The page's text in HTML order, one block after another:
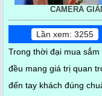
CAMERA
Lần xem: 3255
Trong thời đại mua
đều mang giá trị quan
đến tay khách đúng